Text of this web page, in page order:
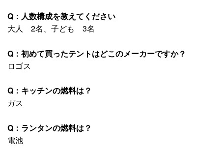
Q：人数構成を教えてください
大人 2名、子ども 3名
Q：初めて買ったテントはどこのメーカーですか？
ロゴス
Q：キッチンの燃料は？
ガス
Q：ランタンの燃料は？
電池